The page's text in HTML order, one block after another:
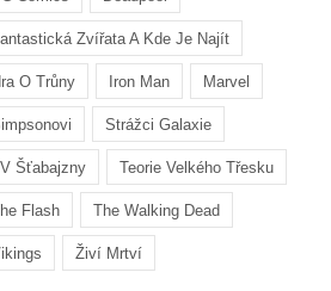
Zvířata A Kde Je Najít
O Trůny Iron Man Marvel
Strážci Galaxie
Šťabajzny Teorie Velkého Třesku
Flash The Walking Dead
Živí Mrtví